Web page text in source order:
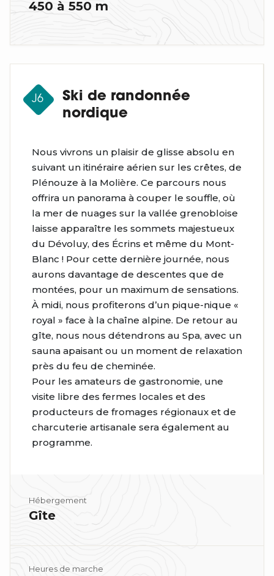
450 à 550 m
J6
Ski de randonnée
nordique
Nous vivrons un plaisir de glisse absolu en
suivant un itinéraire aérien sur les crêtes, de
Plénouze à la Molière. Ce parcours nous
offrira un panorama à couper le souffle, où
la mer de nuages sur la vallée grenobloise
laisse apparaître les sommets majestueux
du Dévoluy, des Écrins et même du Mont-
Blanc ! Pour cette dernière journée, nous
aurons davantage de descentes que de
montées, pour un maximum de sensations.
À midi, nous profiterons d’un pique-nique «
royal » face à la chaîne alpine. De retour au
gîte, nous nous détendrons au Spa, avec un
sauna apaisant ou un moment de relaxation
près du feu de cheminée.
Pour les amateurs de gastronomie, une
visite libre des fermes locales et des
producteurs de fromages régionaux et de
charcuterie artisanale sera également au
programme.
Hébergement
Gîte
Heures de marche